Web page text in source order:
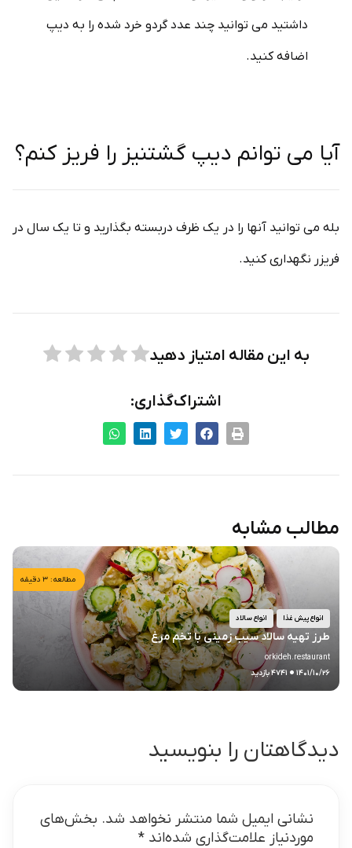
داشتید می توانید چند عدد گردو خرد شده را به دیپ
اضافه کنید.
آیا می توانم دیپ گشتنیز را فریز کنم؟
بله می توانید آنها را در یک ظرف دربسته بگذارید و تا یک سال در
فریزر نگهداری کنید.
به این مقاله امتیاز دهید
اشتراک‌گذاری:
مطالب مشابه
مطالعه: ۳ دقیقه
انواع پیش غذا انواع سالاد
طرز تهیه سالاد سیب زمینی با تخم مرغ
orkideh.restaurant
۱۴۰۱/۱۰/۲۶.۴۷۴۱ بازدید
دیدگاهتان را بنویسید
نشانی ایمیل شما منتشر نخواهد شد. بخش‌های
موردنیاز علامت‌گذاری شده‌اند *